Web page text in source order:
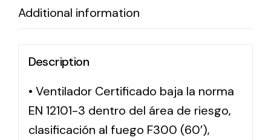
Additional information
Description
• Ventilador Certificado baja la norma
EN 12101-3 dentro del área de riesgo,
clasificación al fuego F300 (60′),